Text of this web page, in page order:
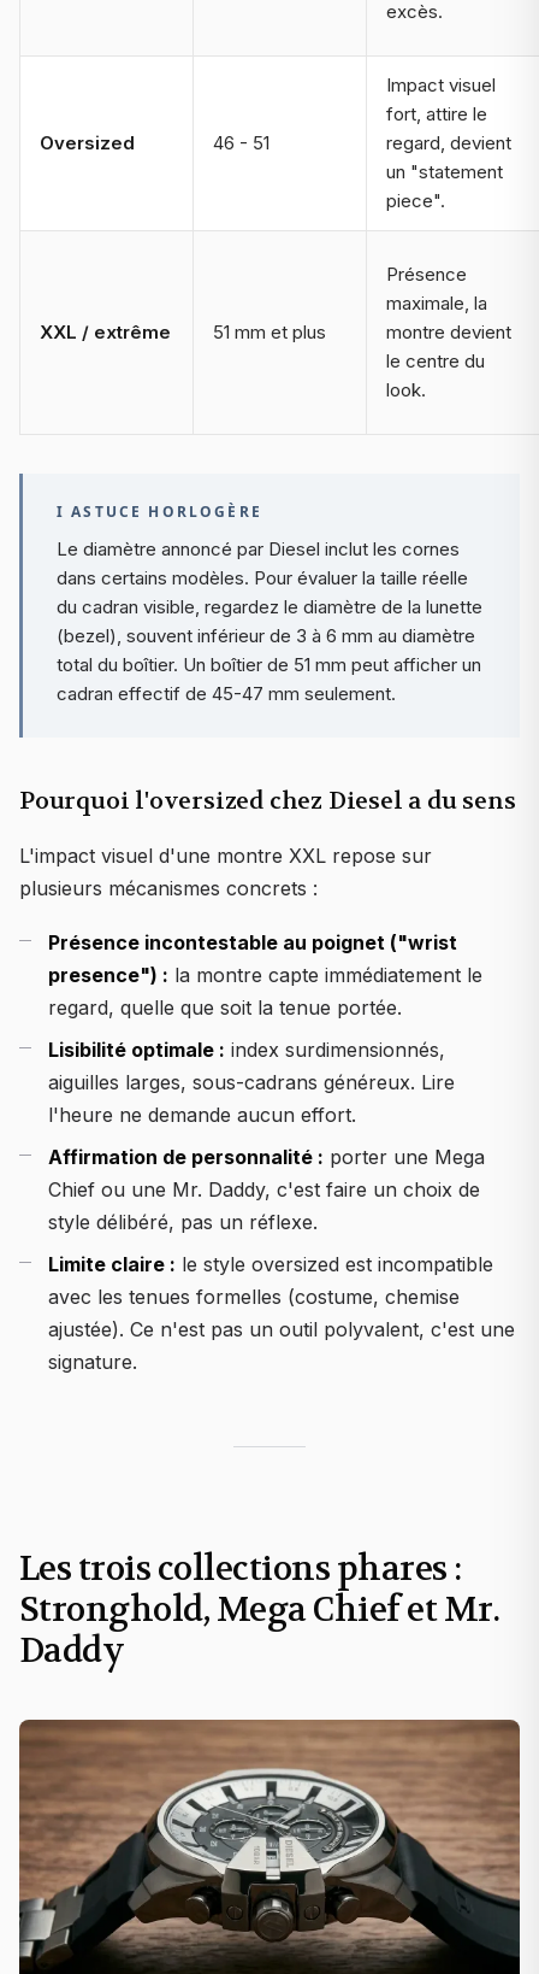
excès.
Oversized 46 - 51
Impact visuel
fort, attire le
regard, devient
un "statement
piece".
XXL / extrême 51 mm et plus
Présence
maximale, la
montre devient
le centre du
look.
I ASTUCE HORLOGÈRE
Le diamètre annoncé par Diesel inclut les cornes
dans certains modèles. Pour évaluer la taille réelle
du cadran visible, regardez le diamètre de la lunette
(bezel), souvent inférieur de 3 à 6 mm au diamètre
total du boîtier. Un boîtier de 51 mm peut afficher un
cadran effectif de 45-47 mm seulement.
Pourquoi l'oversized chez Diesel a du sens
L'impact visuel d'une montre XXL repose sur
plusieurs mécanismes concrets :
Présence incontestable au poignet ("wrist
presence") : la montre capte immédiatement le
regard, quelle que soit la tenue portée.
Lisibilité optimale : index surdimensionnés,
aiguilles larges, sous-cadrans généreux. Lire
l'heure ne demande aucun effort.
Affirmation de personnalité : porter une Mega
Chief ou une Mr. Daddy, c'est faire un choix de
style délibéré, pas un réflexe.
Limite claire : le style oversized est incompatible
avec les tenues formelles (costume, chemise
ajustée). Ce n'est pas un outil polyvalent, c'est une
signature.
Les trois collections phares :
Stronghold, Mega Chief et Mr.
Daddy